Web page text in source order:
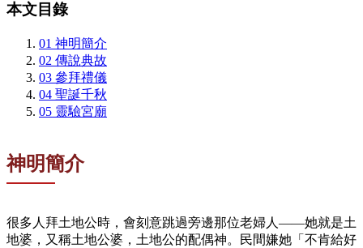
本文目錄
01 神明簡介
02 傳說典故
03 參拜禮儀
04 聖誕千秋
05 靈驗宮廟
神明簡介
很多人拜土地公時，會刻意跳過旁邊那位老婦人——她就是土
地婆，又稱土地公婆，土地公的配偶神。民間嫌她「不肯給好